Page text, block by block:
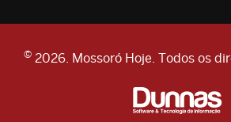
© 2026. Mossoró Hoje. Todos os